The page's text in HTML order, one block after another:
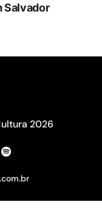
Salvador
2026